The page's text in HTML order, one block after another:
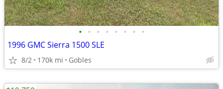
• • • • • • • •
1996 GMC Sierra 1500 SLE
8/2 170k mi Gobles